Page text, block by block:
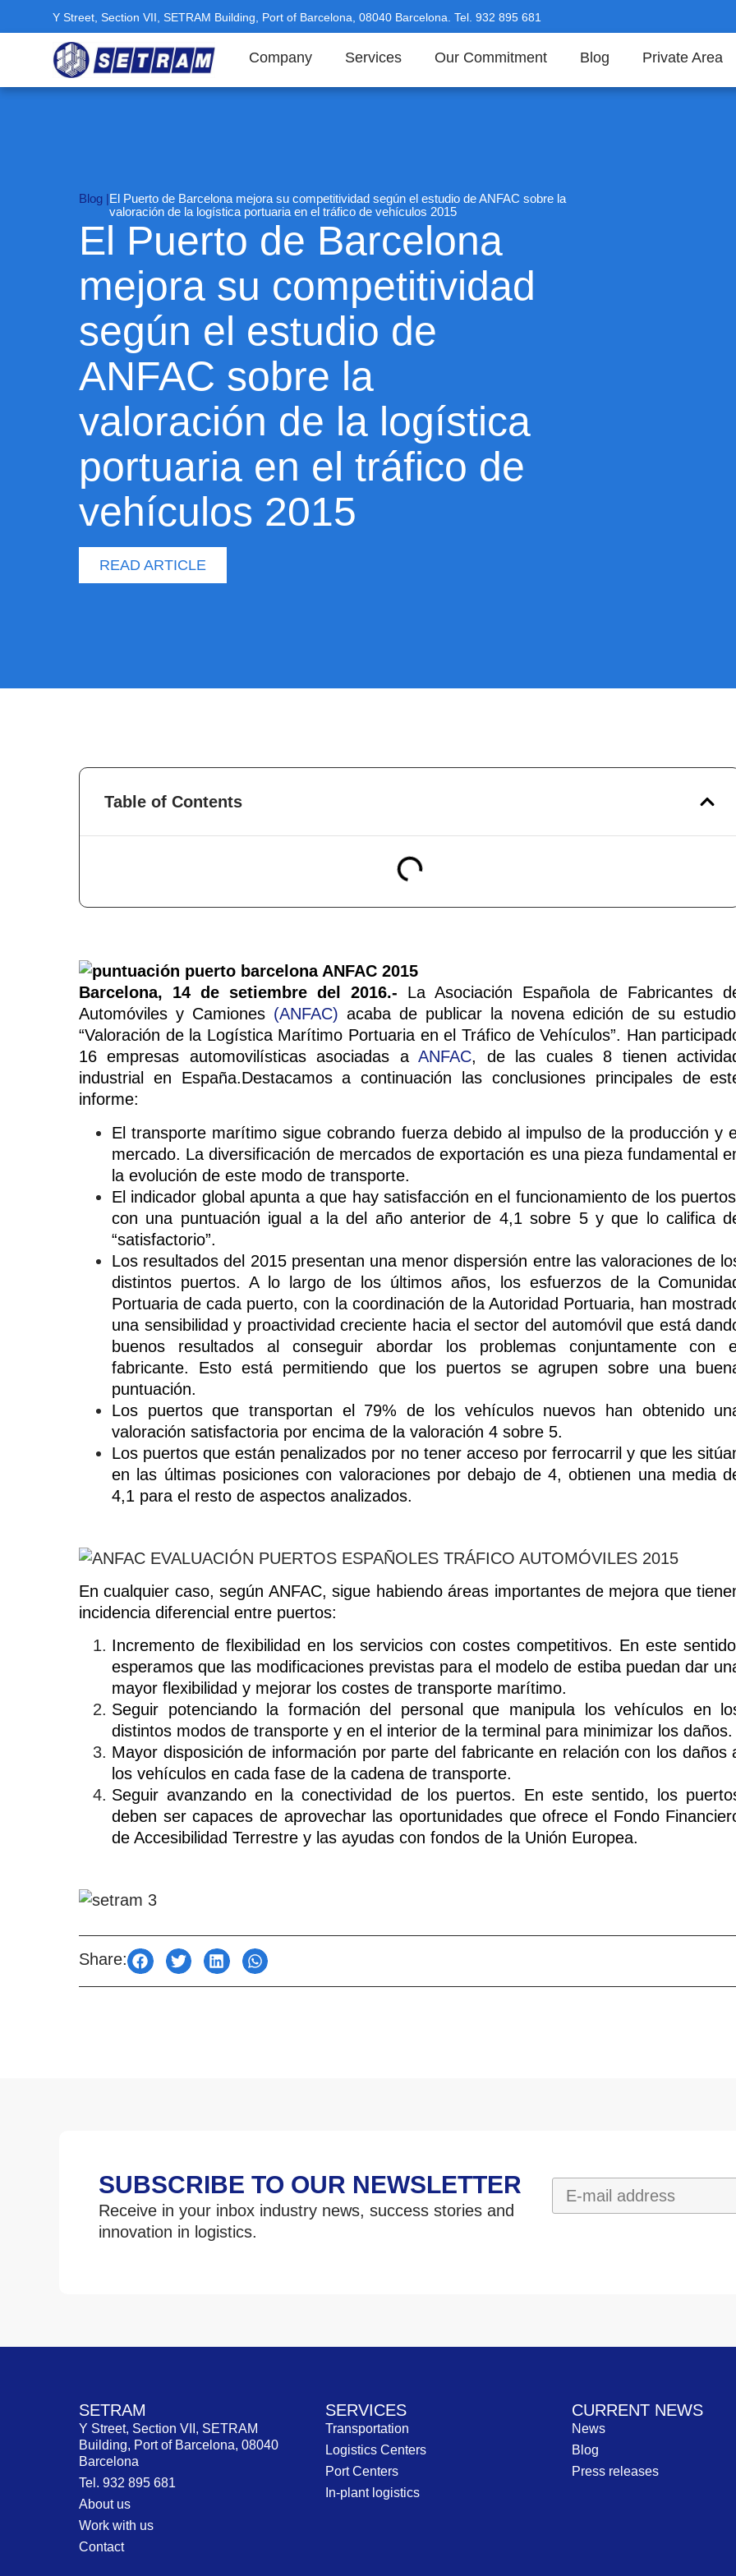
Y Street, Section VII, SETRAM Building, Port of Barcelona, 08040 Barcelona. Tel. 932 895 681
Company Services Our Commitment Blog Private Area
Blog |El Puerto de Barcelona mejora su competitividad según el estudio de ANFAC sobre la
valoración de la logística portuaria en el tráfico de vehículos 2015
El Puerto de Barcelona
mejora su competitividad
según el estudio de
ANFAC sobre la
valoración de la logística
portuaria en el tráfico de
vehículos 2015
READ ARTICLE
Table of Contents
Barcelona, 14 de setiembre del 2016.- La Asociación Española de Fabricantes
Automóviles y Camiones (ANFAC) acaba de publicar la novena edición de su
“Valoración de la Logística Marítimo Portuaria en el Tráfico de Vehículos”. Han
16 empresas automovilísticas asociadas aANFAC, de las cuales 8 tienen
industrial en España.Destacamos a continuación las conclusiones principales de
informe:
El transporte marítimo sigue cobrando fuerza debido al impulso de la producción y
mercado. La diversificación de mercados de exportación es una pieza fundamental
la evolución de este modo de transporte.
El indicador global apunta a que hay satisfacción en el funcionamiento de los
con una puntuación igual a la del año anterior de 4,1 sobre 5 y que lo califica
“satisfactorio”.
Los resultados del 2015 presentan una menor dispersión entre las valoraciones de
distintos puertos. A lo largo de los últimos años, los esfuerzos de la
Portuaria de cada puerto, con la coordinación de la Autoridad Portuaria, han
una sensibilidad y proactividad creciente hacia el sector del automóvil que está
buenos resultados al conseguir abordar los problemas conjuntamente con
fabricante. Esto está permitiendo que los puertos se agrupen sobre una
puntuación.
Los puertos que transportan el 79% de los vehículos nuevos han obtenido
valoración satisfactoria por encima de la valoración 4 sobre 5.
Los puertos que están penalizados por no tener acceso por ferrocarril y que les
en las últimas posiciones con valoraciones por debajo de 4, obtienen una media
4,1 para el resto de aspectos analizados.
En cualquier caso, según ANFAC, sigue habiendo áreas importantes de mejora que
incidencia diferencial entre puertos:
Incremento de flexibilidad en los servicios con costes competitivos. En este
esperamos que las modificaciones previstas para el modelo de estiba puedan dar
mayor flexibilidad y mejorar los costes de transporte marítimo.
Seguir potenciando la formación del personal que manipula los vehículos en
distintos modos de transporte y en el interior de la terminal para minimizar los daños.
Mayor disposición de información por parte del fabricante en relación con los daños
los vehículos en cada fase de la cadena de transporte.
Seguir avanzando en la conectividad de los puertos. En este sentido, los
deben ser capaces de aprovechar las oportunidades que ofrece el Fondo
de Accesibilidad Terrestre y las ayudas con fondos de la Unión Europea.
Share:
SUBSCRIBE TO OUR NEWSLETTER
Receive in your inbox industry news, success stories and
innovation in logistics.
SETRAM
Y Street, Section VII, SETRAM
Building, Port of Barcelona, 08040
Barcelona
Tel. 932 895 681
About us
Work with us
Contact
SERVICES
Transportation
Logistics Centers
Port Centers
In-plant logistics
CURRENT NEWS
News
Blog
Press releases